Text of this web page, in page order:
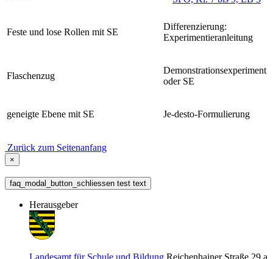
Feste und lose Rollen mit SE
Differenzierung:
Experimentieranleitung
Flaschenzug
Demonstrationsexperiment
oder SE
geneigte Ebene mit SE Je-desto-Formulierung
Zurück zum Seitenanfang
×
faq_modal_button_schliessen test text
Herausgeber
Landesamt für Schule und Bildung Reichenhainer Straße 29 a